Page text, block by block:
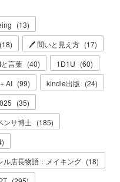
(13)
(18) 🖊 問いと見え方 (17)
言葉 (40) 1D1U (60)
AI (99) kindle出版 (24)
(35)
ンサ博士 (185)
)
ル店長物語：メイキング (18)